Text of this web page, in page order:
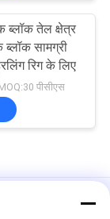
ब्लॉक तेल क्षेत्र
सामग्री
रिग के लिए
पीसीएस
बुना ब्रेक लाइनिंग